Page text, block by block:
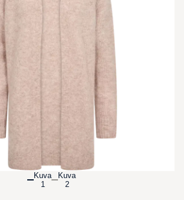
Avaa tuotekuva suurennettuna
Kuva
1
Kuva
2